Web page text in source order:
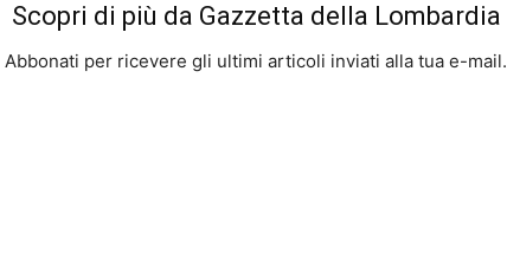
Scopri di più da Gazzetta della Lombardia
Abbonati per ricevere gli ultimi articoli inviati alla tua e-mail.